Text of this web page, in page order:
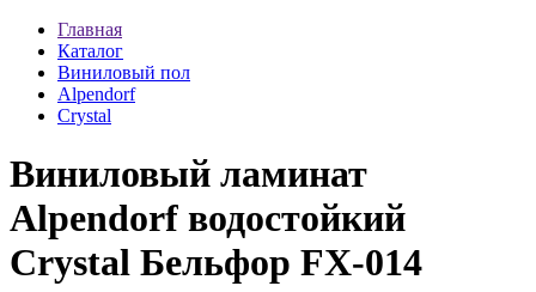
Главная
Каталог
Виниловый пол
Alpendorf
Crystal
Виниловый ламинат
Alpendorf водостойкий
Crystal Бельфор FX-014